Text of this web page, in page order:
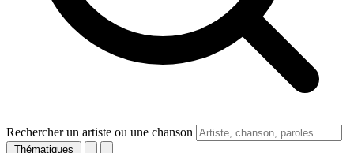
Rechercher un artiste ou une chanson
Thématiques